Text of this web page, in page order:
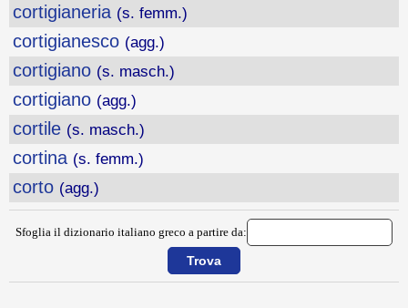
cortigianeria (s. femm.)
cortigianesco (agg.)
cortigiano (s. masch.)
cortigiano (agg.)
cortile (s. masch.)
cortina (s. femm.)
corto (agg.)
Sfoglia il dizionario italiano greco a partire da: